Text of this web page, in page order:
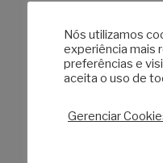
Nós utilizamos
experiência mais
preferências e
aceita o uso de
Gerenciar